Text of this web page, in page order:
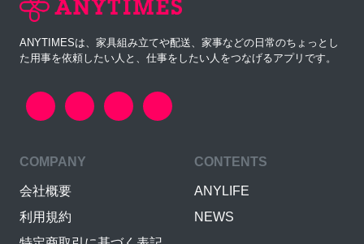
ANYTIMESは、家具組み立てや配送、家事などの日常のちょっとし
た用事を依頼したい人と、仕事をしたい人をつなげるアプリです。
COMPANY
会社概要
利用規約
CONTENTS
ANYLIFE
NEWS